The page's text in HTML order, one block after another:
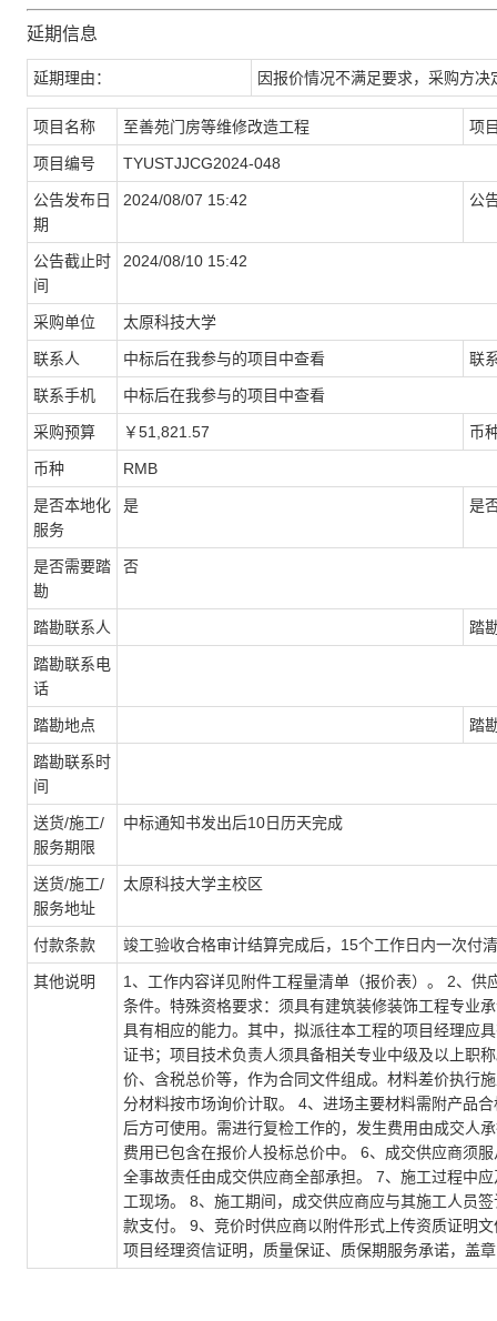
延期信息
延期理由： 因报价情况不满足要求，采购方决
项目名称 至善苑门房等维修改造工程 项
项目编号 TYUSTJJCG2024-048
公告发布日
期
2024/08/07 15:42 公
公告截止时
间
2024/08/10 15:42
采购单位 太原科技大学
联系人 中标后在我参与的项目中查看 联
联系手机 中标后在我参与的项目中查看
采购预算 ￥51,821.57 币
币种 RMB
是否本地化
服务
是 是
是否需要踏
勘
否
踏勘联系人 踏
踏勘联系电
话
踏勘地点 踏
踏勘联系时
间
送货/施工/
服务期限
中标通知书发出后10日历天完成
送货/施工/
服务地址
太原科技大学主校区
付款条款 竣工验收合格审计结算完成后，15个工作日内一次付
其他说明
1、工作内容详见附件工程量清单（报价表）。 2、
条件。特殊资格要求：须具有建筑装修装饰工程专业
具有相应的能力。其中，拟派往本工程的项目经理应
证书；项目技术负责人须具备相关专业中级及以上职
价、含税总价等，作为合同文件组成。材料差价执行
分材料按市场询价计取。 4、进场主要材料需附产品
后方可使用。需进行复检工作的，发生费用由成交人
费用已包含在报价人投标总价中。 6、成交供应商须
全事故责任由成交供应商全部承担。 7、施工过程中
工现场。 8、施工期间，成交供应商应与其施工人员
款支付。 9、竞价时供应商以附件形式上传资质证明
项目经理资信证明，质量保证、质保期服务承诺，盖